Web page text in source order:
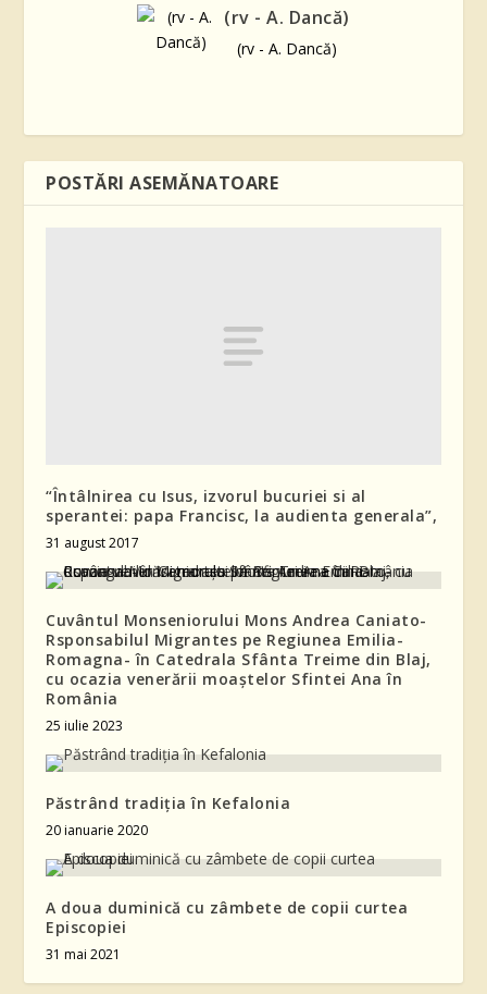
(rv - A. Dancă)
(rv - A. Dancă)
POSTĂRI ASEMĂNATOARE
“Întâlnirea cu Isus, izvorul bucuriei si al
sperantei: papa Francisc, la audienta generala”,
31 august 2017
Cuvântul Monseniorului Mons Andrea Caniato-
Rsponsabilul Migrantes pe Regiunea Emilia-
Romagna- în Catedrala Sfânta Treime din Blaj,
cu ocazia venerării moaștelor Sfintei Ana în
România
25 iulie 2023
Păstrând tradiția în Kefalonia
20 ianuarie 2020
A doua duminică cu zâmbete de copii curtea
Episcopiei
31 mai 2021